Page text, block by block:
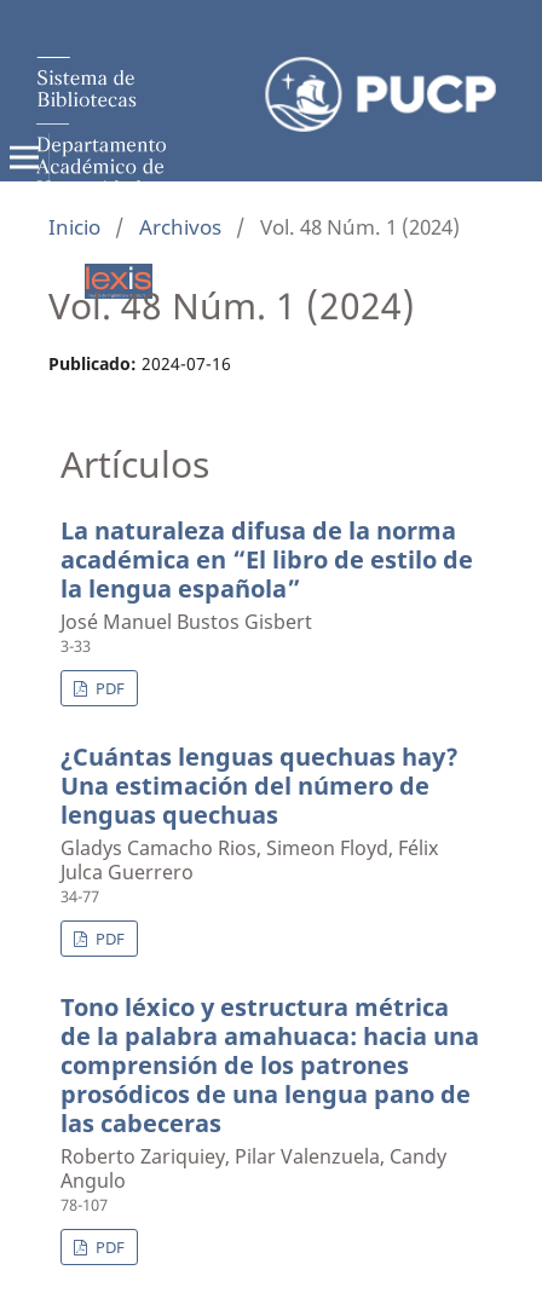
Inicio / Archivos / Vol. 48 Núm. 1 (2024)
Vol. 48 Núm. 1 (2024)
Publicado: 2024-07-16
Artículos
La naturaleza difusa de la norma
académica en “El libro de estilo de
la lengua española”
José Manuel Bustos Gisbert
3-33
PDF
¿Cuántas lenguas quechuas hay?
Una estimación del número de
lenguas quechuas
Gladys Camacho Rios, Simeon Floyd, Félix
Julca Guerrero
34-77
PDF
Tono léxico y estructura métrica
de la palabra amahuaca: hacia una
comprensión de los patrones
prosódicos de una lengua pano de
las cabeceras
Roberto Zariquiey, Pilar Valenzuela, Candy
Angulo
78-107
PDF